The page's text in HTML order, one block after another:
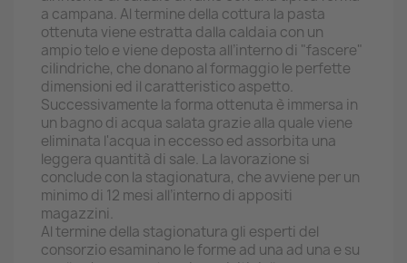
a campana. Al termine della cottura la pasta
ottenuta viene estratta dalla caldaia con un
ampio telo e viene deposta all’interno di "fascere"
cilindriche, che donano al formaggio le perfette
dimensioni ed il caratteristico aspetto.
Successivamente la forma ottenuta è immersa in
un bagno di acqua salata grazie alla quale viene
eliminata l'acqua in eccesso ed assorbita una
leggera quantità di sale. La lavorazione si
conclude con la stagionatura, che avviene per un
minimo di 12 mesi all’interno di appositi
magazzini.
Al termine della stagionatura gli esperti del
consorzio esaminano le forme ad una ad una e su